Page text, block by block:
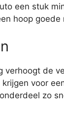
een stuk
hoop
verhoogt de
voor
zo